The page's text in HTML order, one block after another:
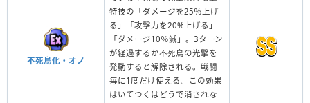
不死鳥化・オノ
特技の「ダメージを25％上げ
る」「攻撃力を20%上げる」
「ダメージ10％減」。3ターン
が経過するか不死鳥の光撃を
発動すると解除される。戦闘
毎に1度だけ使える。この効果
はいてつくはどうで消されな